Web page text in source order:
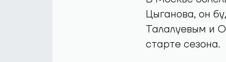
Цыганова, он
Талалуевым и
старте сезона.